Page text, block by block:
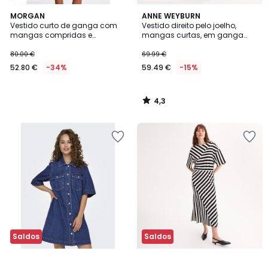
MORGAN
Vestido curto de ganga com
mangas compridas e
80.00 €
52.80 € -34%
ANNE WEYBURN
Vestido direito pelo joelho,
mangas curtas, em ganga
69.99 €
59.49 € -15%
4,3
/ 5
4,3
/
Saldos Saldos